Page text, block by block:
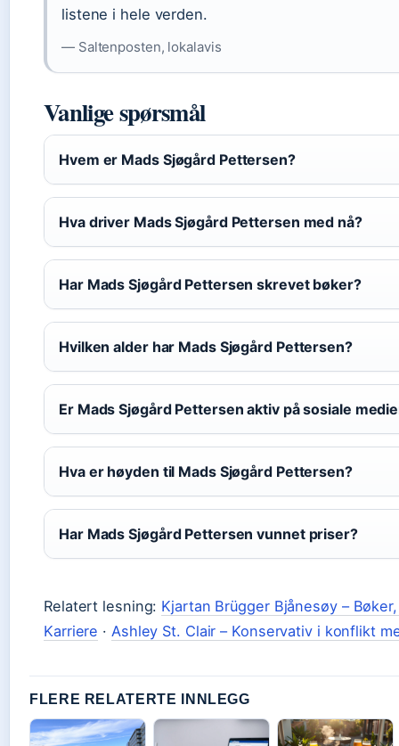
listene i hele verden.
— Saltenposten, lokalavis
Vanlige spørsmål
Hvem er Mads Sjøgård Pettersen?
Hva driver Mads Sjøgård Pettersen med nå?
Har Mads Sjøgård Pettersen skrevet bøker?
Hvilken alder har Mads Sjøgård Pettersen?
Er Mads Sjøgård Pettersen aktiv på sosiale
Hva er høyden til Mads Sjøgård Pettersen?
Har Mads Sjøgård Pettersen vunnet priser?
Relatert lesning: Kjartan Brügger Bjånesøy –
Karriere · Ashley St. Clair – Konservativ i konflikt
FLERE RELATERTE INNLEGG